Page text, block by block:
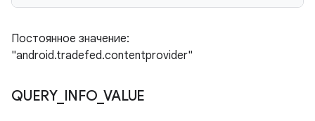
Постоянное значение:
"android.tradefed.contentprovider"
QUERY_ INFO_VALUE